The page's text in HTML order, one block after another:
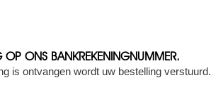
OP ONS BANKREKENINGNUMMER.
is ontvangen wordt uw bestelling verstuurd.